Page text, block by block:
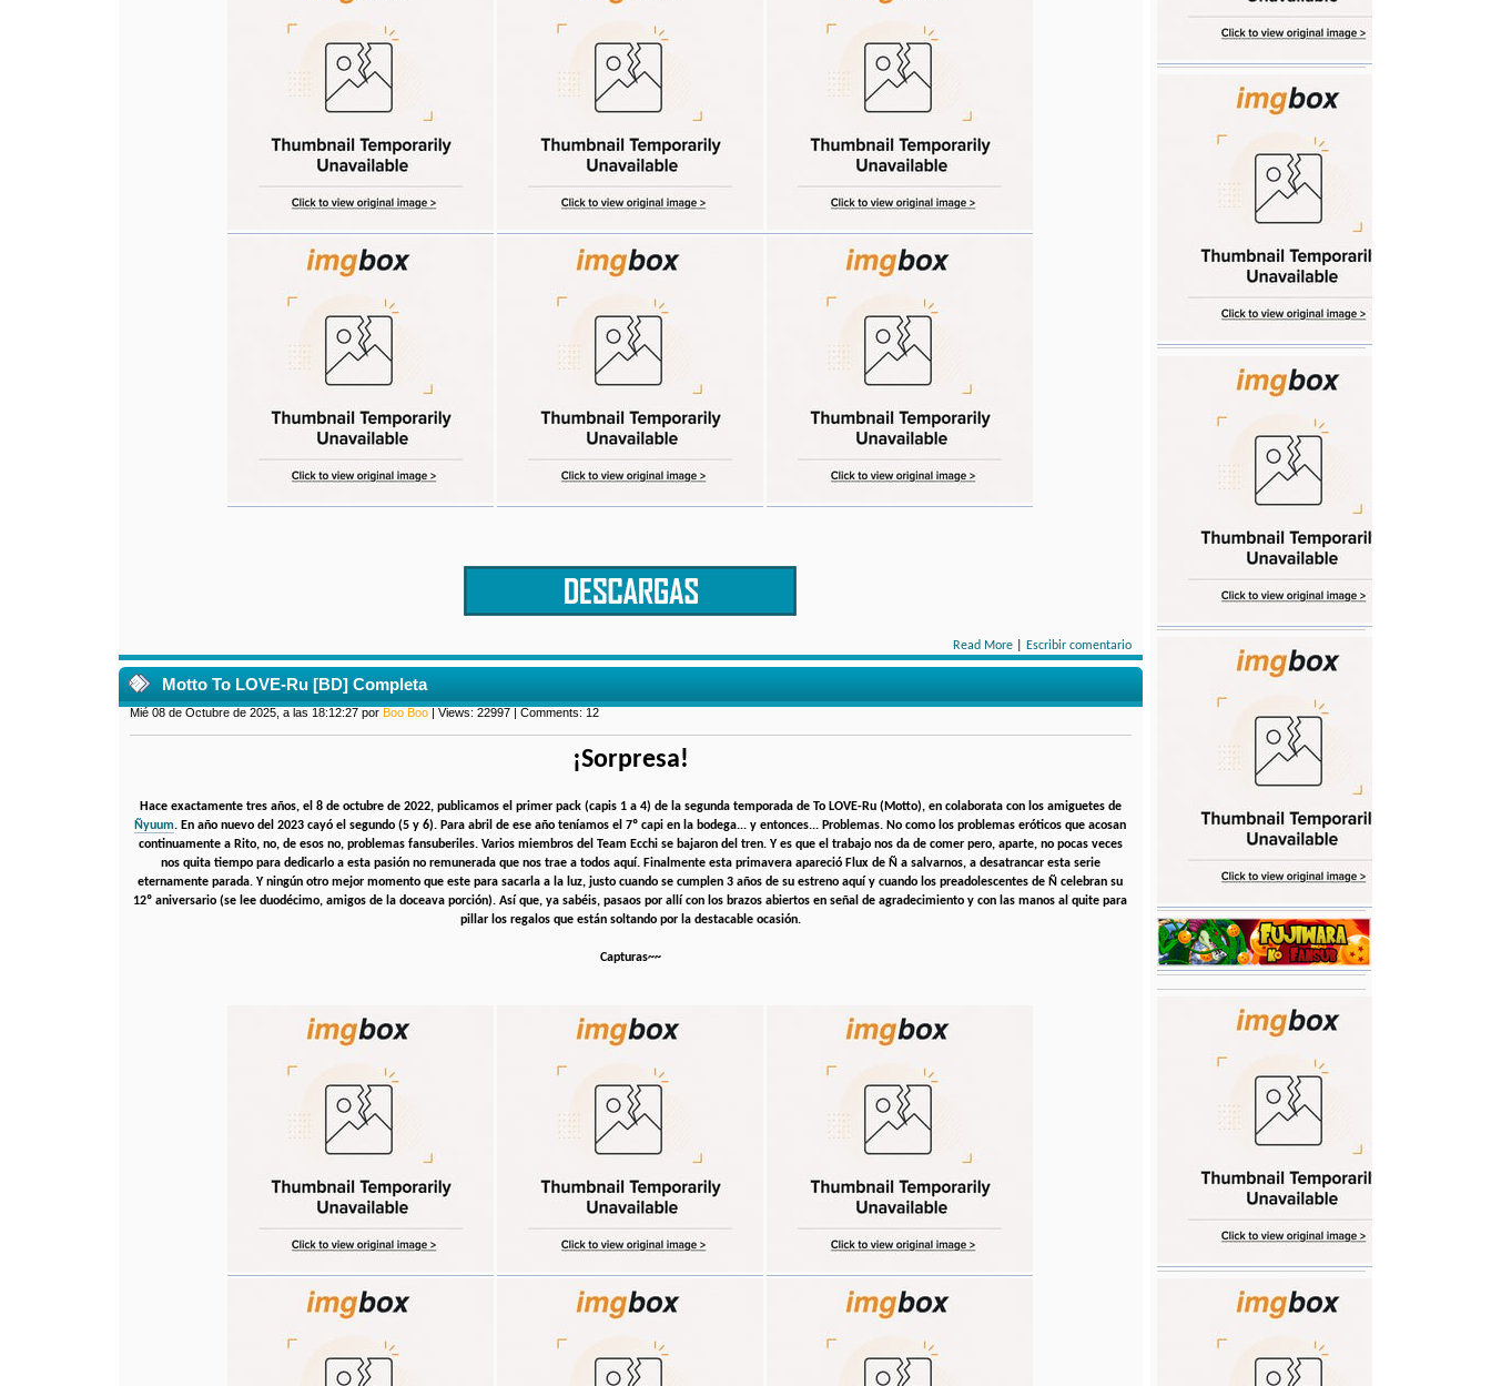
Read More| Escribir comentario
Motto To LOVE-Ru [BD] Completa
Mié 08 de Octubre de 2025, a las 18:12:27 por Boo Boo| Views: 22997 | Comments: 12
¡Sorpresa!
Hace exactamente tres años, el 8 de octubre de 2022, publicamos el primer pack (capis 1 a 4) de la segunda temporada de To LOVE-Ru (Motto), en colaborata con los amiguetes de
Ñyuum. En año nuevo del 2023 cayó el segundo (5 y 6). Para abril de ese año teníamos el 7º capi en la bodega... y entonces... Problemas. No como los problemas eróticos que acosan
continuamente a Rito, no, de esos no, problemas fansuberiles. Varios miembros del Team Ecchi se bajaron del tren. Y es que el trabajo nos da de comer pero, aparte, no pocas veces
nos quita tiempo para dedicarlo a esta pasión no remunerada que nos trae a todos aquí. Finalmente esta primavera apareció Flux de Ñ a salvarnos, a desatrancar esta serie
eternamente parada. Y ningún otro mejor momento que este para sacarla a la luz, justo cuando se cumplen 3 años de su estreno aquí y cuando los preadolescentes de Ñ celebran su
12º aniversario (se lee duodécimo, amigos de la doceava porción). Así que, ya sabéis, pasaos por allí con los brazos abiertos en señal de agradecimiento y con las manos al quite para
pillar los regalos que están soltando por la destacable ocasión.
Capturas~~